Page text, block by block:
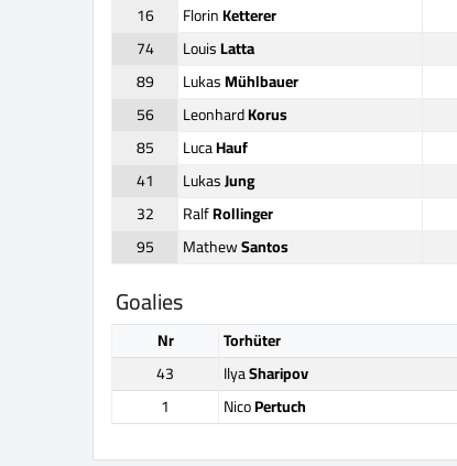
16
FlorinKetterer
74
LouisLatta
89
LukasMühlbauer
56
LeonhardKorus
85
LucaHauf
41
LukasJung
32
RalfRollinger
95
MathewSantos
Goalies
Nr Torhüter
43
IlyaSharipov
1
NicoPertuch